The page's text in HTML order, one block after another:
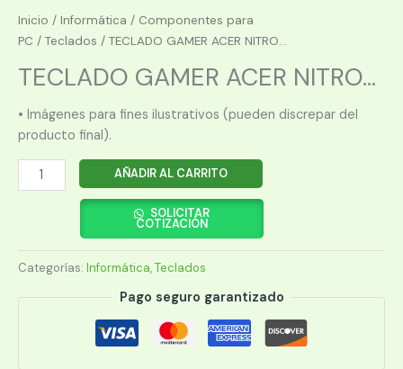
Inicio / Informática / Componentes para
PC / Teclados / TECLADO GAMER ACER NITRO...
TECLADO GAMER ACER NITRO...
• Imágenes para fines ilustrativos (pueden discrepar del
producto final).
TECLADO
GAMER
NKB810
cantidad
AÑADIR AL CARRITO
SOLICITAR
COTIZACIÓN
Categorías: Informática,Teclados
Pago seguro garantizado